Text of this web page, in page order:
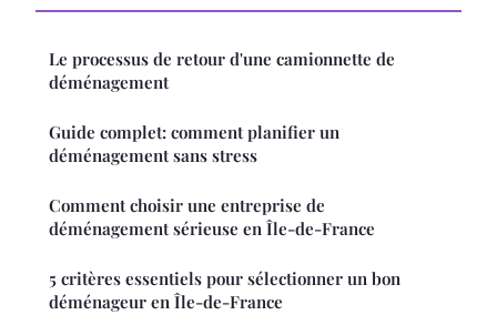
Le processus de retour d'une camionnette de
déménagement
Guide complet: comment planifier un
déménagement sans stress
Comment choisir une entreprise de
déménagement sérieuse en Île-de-France
5 critères essentiels pour sélectionner un bon
déménageur en Île-de-France